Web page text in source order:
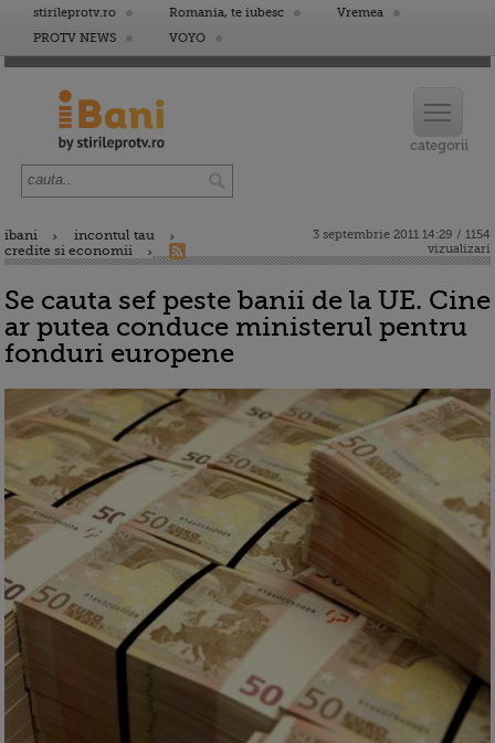
stirileprotv.ro Romania, te iubesc
Vremea
PROTV NEWS
VOYO
ibani
incontul tau
credite si economii
3 septembrie 2011 14:29 / 1154
vizualizari
Se cauta sef peste banii de la UE. Cine
ar putea conduce ministerul pentru
fonduri europene